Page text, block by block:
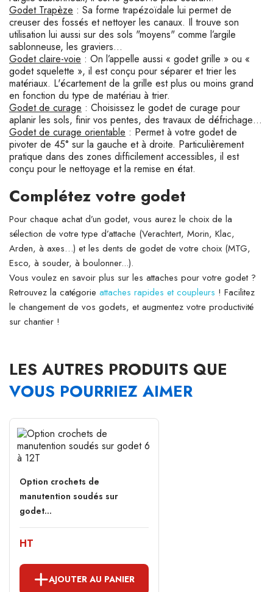
Godet Trapèze : Sa forme trapézoïdale lui permet de
creuser des fossés et nettoyer les canaux. Il trouve son
utilisation lui aussi sur des sols "moyens" comme l’argile
sablonneuse, les graviers…
Godet claire-voie : On l’appelle aussi « godet grille » ou «
godet squelette », il est conçu pour séparer et trier les
matériaux. L'écartement de la grille est plus ou moins grand
en fonction du type de matériau à trier.
Godet de curage : Choisissez le godet de curage pour
aplanir les sols, finir vos pentes, des travaux de défrichage…
Godet de curage orientable : Permet à votre godet de
pivoter de 45° sur la gauche et à droite. Particulièrement
pratique dans des zones difficilement accessibles, il est
conçu pour le nettoyage et la remise en état.
Complétez votre godet
Pour chaque achat d’un godet, vous aurez le choix de la
sélection de votre type d’attache (Verachtert, Morin, Klac,
Arden, à axes…) et les dents de godet de votre choix (MTG,
Esco, à souder, à boulonner...).
Vous voulez en savoir plus sur les attaches pour votre godet ?
Retrouvez la catégorie attaches rapides et coupleurs ! Facilitez
le changement de vos godets, et augmentez votre productivité
sur chantier !
LES AUTRES PRODUITS QUE
VOUS POURRIEZ AIMER
Option crochets de
manutention soudés sur
godet...
HT
AJOUTER AU PANIER